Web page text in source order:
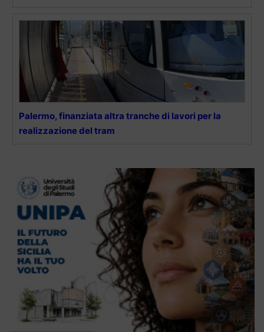
Palermo, finanziata altra tranche di lavori per la
realizzazione del tram